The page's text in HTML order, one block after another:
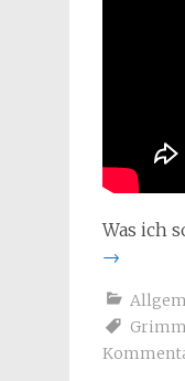
Was ich
→